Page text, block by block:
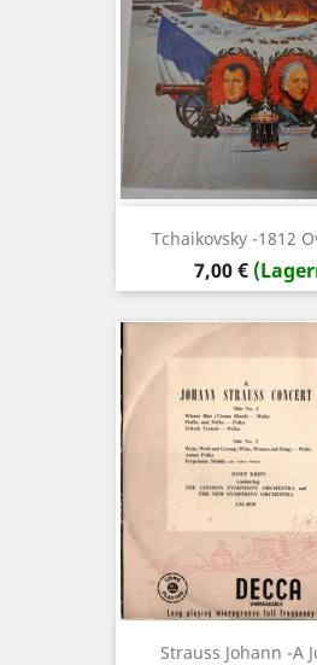
Tchaikovsky -1812
Preis
7,00 €
Strauss Johann -A